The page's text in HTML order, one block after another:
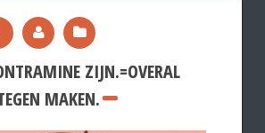
ZIJN.=OVERAL
MAKEN.